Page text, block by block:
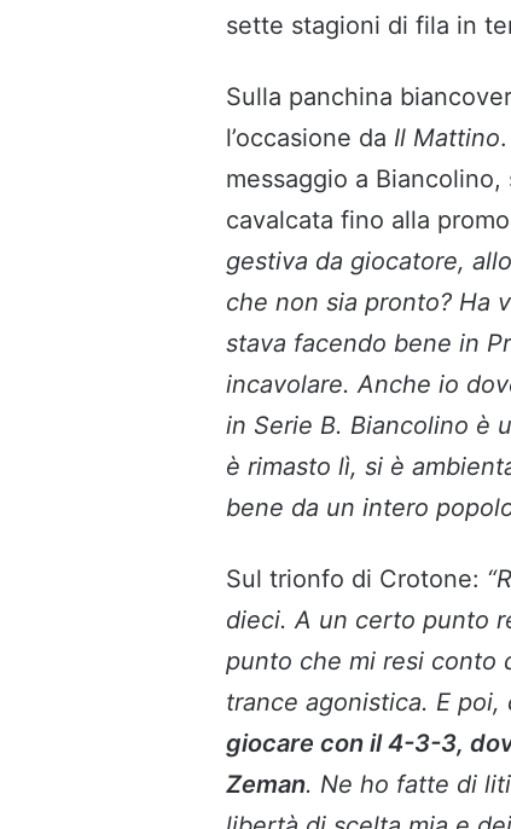
sette stagioni di fila in
Sulla panchina
l’occasione da Il Mattino
messaggio a
cavalcata fino alla
gestiva da giocatore,
che non sia pronto? Ha
stava facendo bene in
incavolare. Anche io
in Serie B. Biancolino è
è rimasto lì, si è
bene da un intero
Sul trionfo di Crotone:
dieci. A un certo punto
punto che mi resi conto
trance agonistica. E poi,
giocare con il 4-3-3,
Zeman. Ne ho fatte di